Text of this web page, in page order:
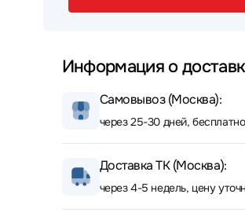
Информация о
Самовывоз (Москва):
через 25-30 дней, бесплатно
Доставка ТК (Москва):
через 4-5 недель, цену